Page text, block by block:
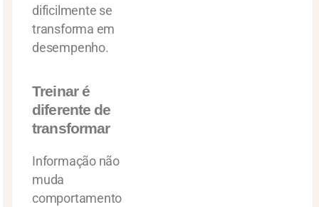
dificilmente se
transforma em
desempenho.
Treinar é
diferente de
transformar
Informação não
muda
comportamento